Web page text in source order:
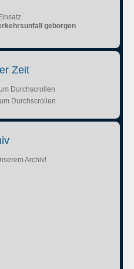
geborgen
Zeit
Durchscrollen
Durchscrollen
Archiv!